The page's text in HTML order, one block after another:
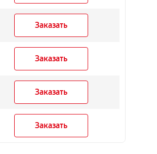
Заказать
Заказать
Заказать
Заказать